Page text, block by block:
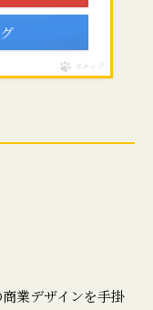
ポチップ
業デザインを手掛